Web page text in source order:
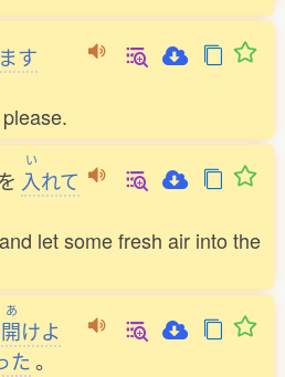
す
を
い
入れて
let some fresh air into the
あ
開けよ
た。